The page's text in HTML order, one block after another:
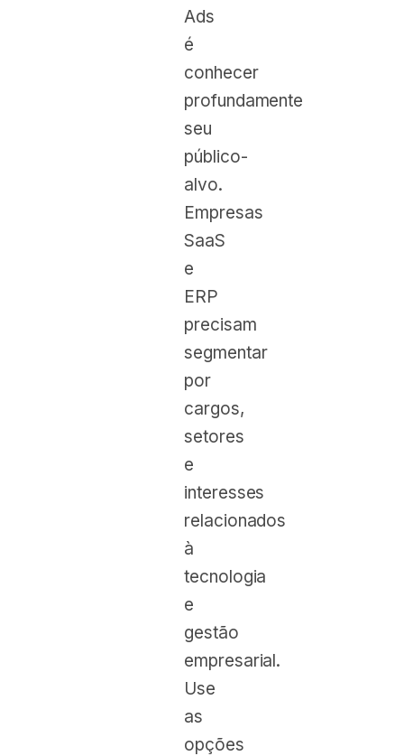
Ads
é
conhecer
profundamente
seu
público-
alvo.
Empresas
SaaS
e
ERP
precisam
segmentar
por
cargos,
setores
e
interesses
relacionados
à
tecnologia
e
gestão
empresarial.
Use
as
opções